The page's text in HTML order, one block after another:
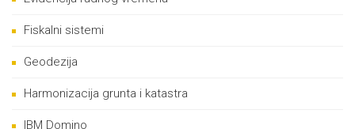
Fiskalni sistemi
Geodezija
Harmonizacija grunta i katastra
IBM Domino